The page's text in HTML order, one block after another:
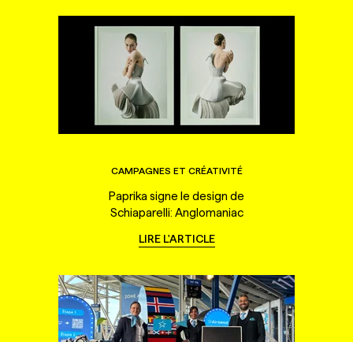
CAMPAGNES ET CRÉATIVITÉ
Paprika signe le design de
Schiaparelli: Anglomaniac
LIRE L'ARTICLE